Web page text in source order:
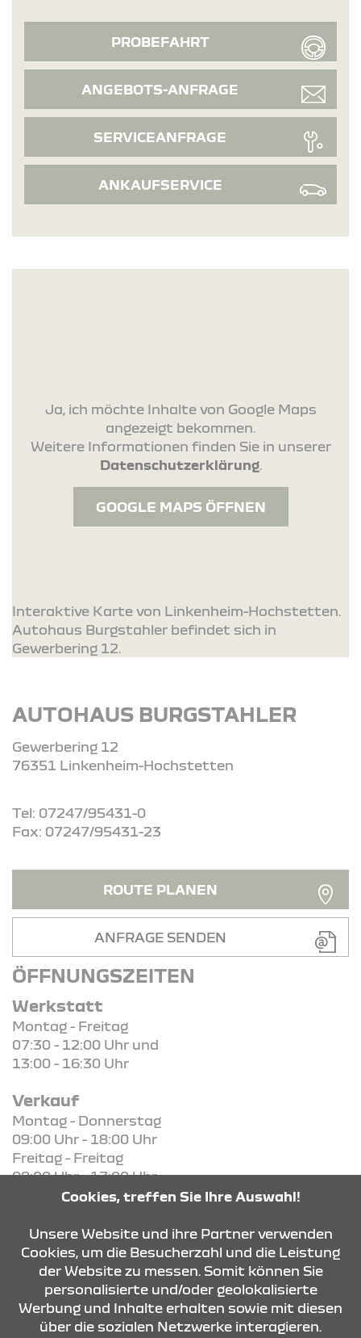
PROBEFAHRT
ANGEBOTS-ANFRAGE
SERVICEANFRAGE
ANKAUFSERVICE
Ja, ich möchte Inhalte von Google Maps
angezeigt bekommen.
Weitere Informationen finden Sie in unserer
Datenschutzerklärung.
GOOGLE MAPS ÖFFNEN
Interaktive Karte von Linkenheim-Hochstetten.
Autohaus Burgstahler befindet sich in
Gewerbering 12.
AUTOHAUS BURGSTAHLER
Gewerbering 12
76351 Linkenheim-Hochstetten
Tel: 07247/95431-0
Fax: 07247/95431-23
ROUTE PLANEN
ANFRAGE SENDEN
ÖFFNUNGSZEITEN
Werkstatt
Montag - Freitag
07:30 - 12:00 Uhr und
13:00 - 16:30 Uhr
Verkauf
Montag - Donnerstag
09:00 Uhr - 18:00 Uhr
Freitag - Freitag
08:00 Uhr - 17:00 Uhr
KONTAKT & ANFAHRT
ÖFFNUNGSZEITEN
Cookies, treffen Sie Ihre Auswahl!
Unsere Website und ihre Partner verwenden
Cookies, um die Besucherzahl und die Leistung
der Website zu messen. Somit können Sie
personalisierte und/oder geolokalisierte
Werbung und Inhalte erhalten sowie mit diesen
über die sozialen Netzwerke interagieren.